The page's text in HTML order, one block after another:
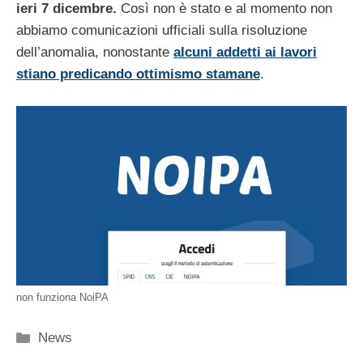
ieri 7 dicembre. Così non è stato e al momento non
abbiamo comunicazioni ufficiali sulla risoluzione
dell’anomalia, nonostante alcuni addetti ai lavori
stiano predicando ottimismo stamane.
non funziona NoiPA
Categorie
News